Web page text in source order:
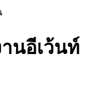
นอีเว้นท์